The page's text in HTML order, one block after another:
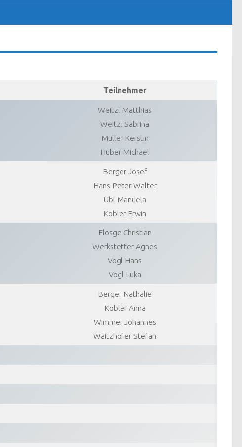
Teilnehmer
Weitzl Matthias
Weitzl Sabrina
Müller Kerstin
Huber Michael
Berger Josef
Hans Peter Walter
Übl Manuela
Kobler Erwin
Elosge Christian
Werkstetter Agnes
Vogl Hans
Vogl Luka
Berger Nathalie
Kobler Anna
Wimmer Johannes
Waitzhofer Stefan